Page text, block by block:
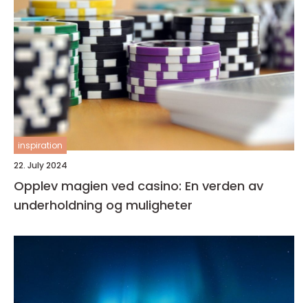
inspiration
22. July 2024
Opplev magien ved casino: En verden av
underholdning og muligheter